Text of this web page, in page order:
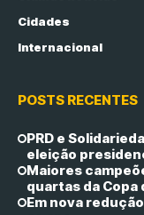
Cidades
Internacional
POSTS RECENTES
PRD e
eleição
Maiores
quartas da Copa
Em nova